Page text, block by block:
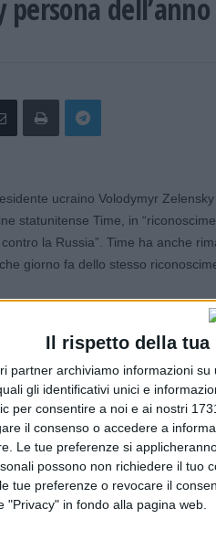
Il rispetto della tua
partner archiviamo informazioni
gli identificativi unici e
per consentire a noi e ai nostri
il consenso o accedere a
Le tue preferenze si
possono non richiedere il tuo
tue preferenze o revocare il
"Privacy" in fondo alla pagina web.
persona
ucraino Volodymyr
statunitense Time, in
la Russia”. Time ha anche
giorno fa dello stesso
Manovra,